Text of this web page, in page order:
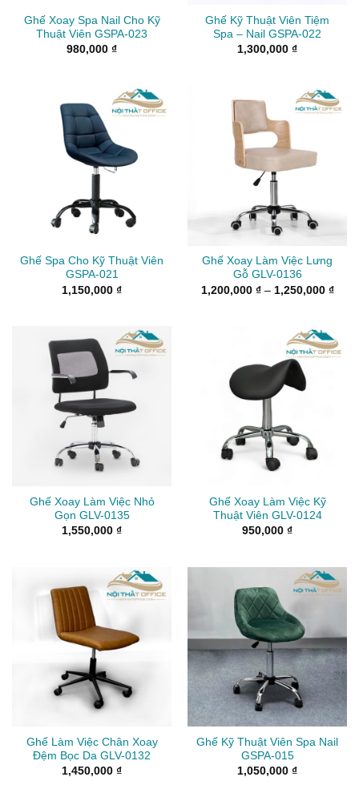
Ghế Xoay Spa Nail Cho Kỹ
Thuật Viên GSPA-023
980,000 ₫
Ghế Kỹ Thuật Viên Tiệm
Spa – Nail GSPA-022
1,300,000 ₫
Ghế Spa Cho Kỹ Thuật Viên
GSPA-021
1,150,000 ₫
Ghế Xoay Làm Việc Lưng
Gỗ GLV-0136
1,200,000 ₫ – 1,250,000 ₫
Ghế Xoay Làm Việc Nhỏ
Gọn GLV-0135
1,550,000 ₫
Ghế Xoay Làm Việc Kỹ
Thuật Viên GLV-0124
950,000 ₫
Ghế Làm Việc Chân Xoay
Đệm Bọc Da GLV-0132
1,450,000 ₫
Ghế Kỹ Thuật Viên Spa Nail
GSPA-015
1,050,000 ₫